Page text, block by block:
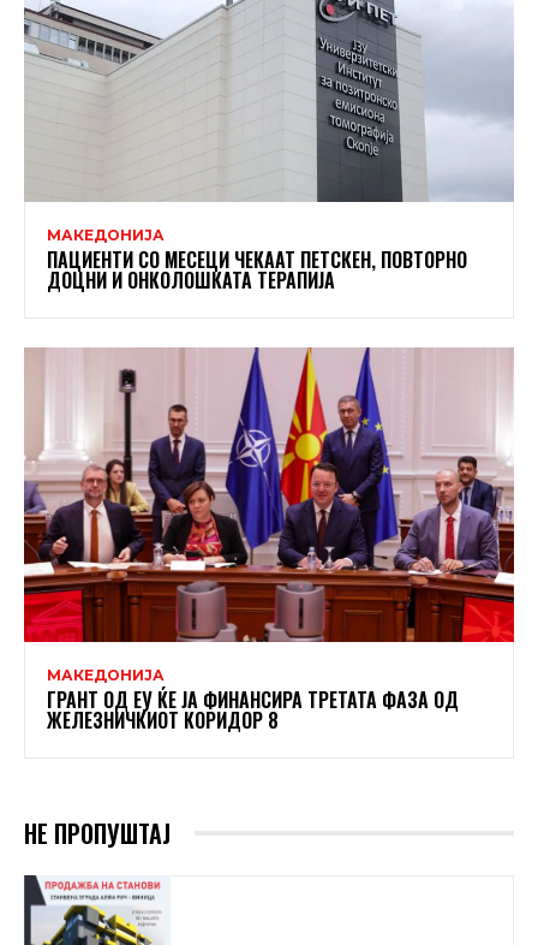
МАКЕДОНИЈА
ПАЦИЕНТИ СО МЕСЕЦИ ЧЕКААТ ПЕТСКЕН, ПОВТОРНО
ДОЦНИ И ОНКОЛОШКАТА ТЕРАПИЈА
МАКЕДОНИЈА
ГРАНТ ОД ЕУ ЌЕ ЈА ФИНАНСИРА ТРЕТАТА ФАЗА ОД
ЖЕЛЕЗНИЧКИОТ КОРИДОР 8
НЕ ПРОПУШТАЈ